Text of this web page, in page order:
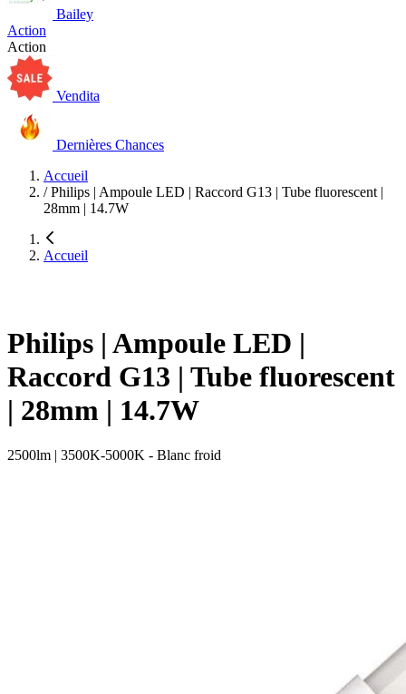
Bailey
Action
Action
Vendita
Dernières Chances
Accueil
/ Philips | Ampoule LED | Raccord G13 | Tube fluorescent |
28mm | 14.7W
Accueil
Philips | Ampoule LED |
Raccord G13 | Tube fluorescent
| 28mm | 14.7W
2500lm | 3500K-5000K - Blanc froid